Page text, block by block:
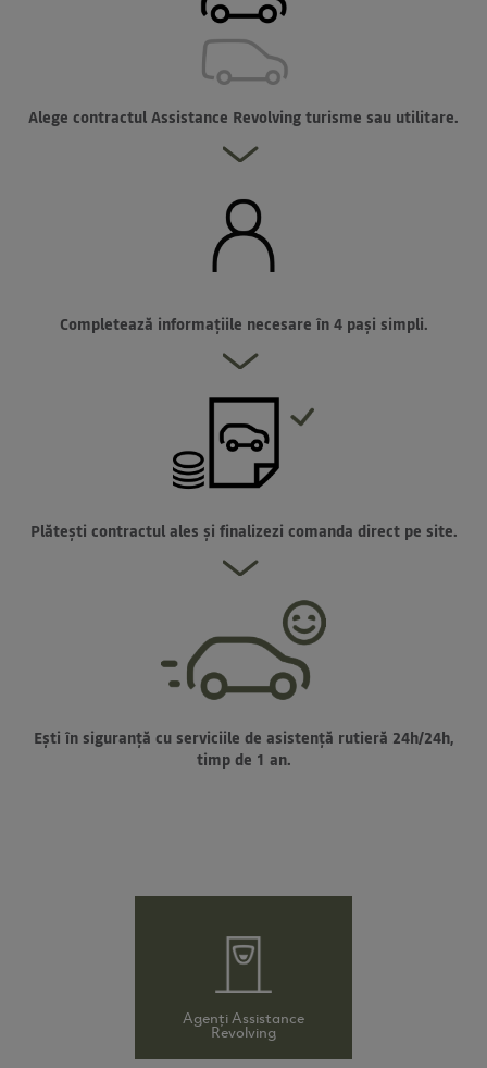
Alege contractul Assistance Revolving turisme sau utilitare.
Completează informațiile necesare în 4 pași simpli.
Plătești contractul ales și finalizezi comanda direct pe site.
Ești în siguranță cu serviciile de asistență rutieră 24h/24h,
timp de 1 an.
Agenți Assistance
Revolving